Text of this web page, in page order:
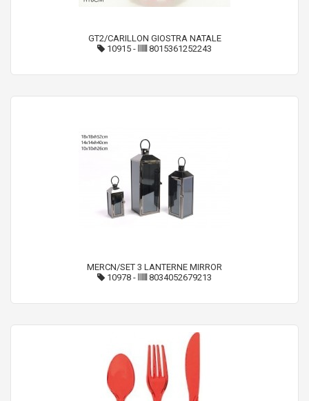
GT2/CARILLON GIOSTRA NATALE
10915 - 8015361252243
MERCN/SET 3 LANTERNE MIRROR
10978 - 8034052679213